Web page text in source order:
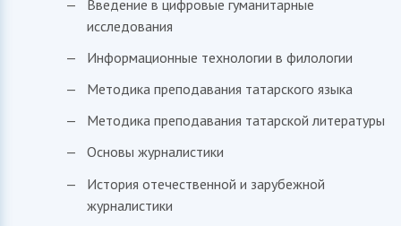
Введение в цифровые гуманитарные
исследования
Информационные технологии в филологии
Методика преподавания татарского языка
Методика преподавания татарской литературы
Основы журналистики
История отечественной и зарубежной
журналистики